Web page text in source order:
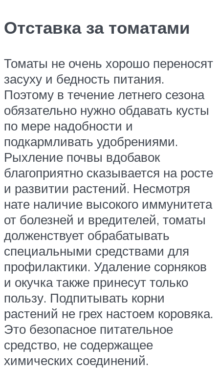
Отставка за томатами
Томаты не очень хорошо переносят
засуху и бедность питания.
Поэтому в течение летнего сезона
обязательно нужно обдавать кусты
по мере надобности и
подкармливать удобрениями.
Рыхление почвы вдобавок
благоприятно сказывается на росте
и развитии растений. Несмотря
нате наличие высокого иммунитета
от болезней и вредителей, томаты
долженствует обрабатывать
специальными средствами для
профилактики. Удаление сорняков
и окучка также принесут только
пользу. Подпитывать корни
растений не грех настоем коровяка.
Это безопасное питательное
средство, не содержащее
химических соединений.